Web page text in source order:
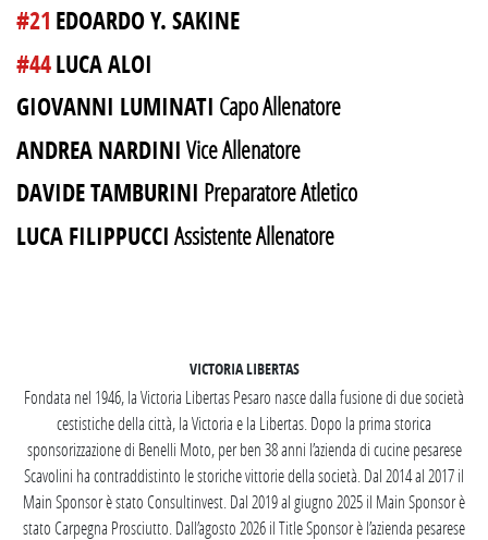
#21 EDOARDO Y. SAKINE
#44LUCA ALOI
GIOVANNI LUMINATI Capo Allenatore
ANDREA NARDINI Vice Allenatore
DAVIDE TAMBURINI Preparatore Atletico
LUCA FILIPPUCCI Assistente Allenatore
VICTORIA LIBERTAS
Fondata nel 1946, la Victoria Libertas Pesaro nasce dalla fusione di due società
cestistiche della città, la Victoria e la Libertas. Dopo la prima storica
sponsorizzazione di Benelli Moto, per ben 38 anni l’azienda di cucine pesarese
Scavolini ha contraddistinto le storiche vittorie della società. Dal 2014 al 2017 il
Main Sponsor è stato Consultinvest. Dal 2019 al giugno 2025 il Main Sponsor è
stato Carpegna Prosciutto. Dall’agosto 2026 il Title Sponsor è l’azienda pesarese